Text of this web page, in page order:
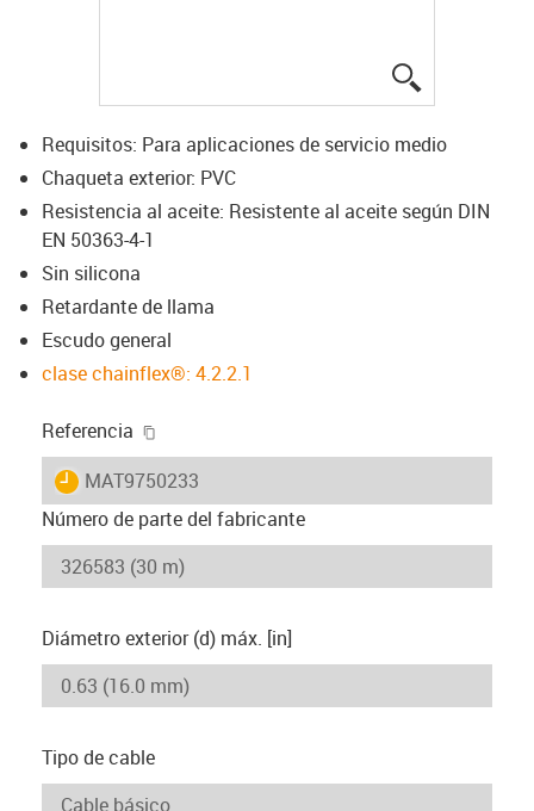
Requisitos: Para aplicaciones de servicio medio
Chaqueta exterior: PVC
Resistencia al aceite: Resistente al aceite según DIN
EN 50363-4-1
Sin silicona
Retardante de llama
Escudo general
clase chainflex®: 4.2.2.1
Referencia
igus-icon-lieferzeit
MAT9750233
Número de parte del fabricante
Diámetro exterior (d) máx. [in]
Tipo de cable